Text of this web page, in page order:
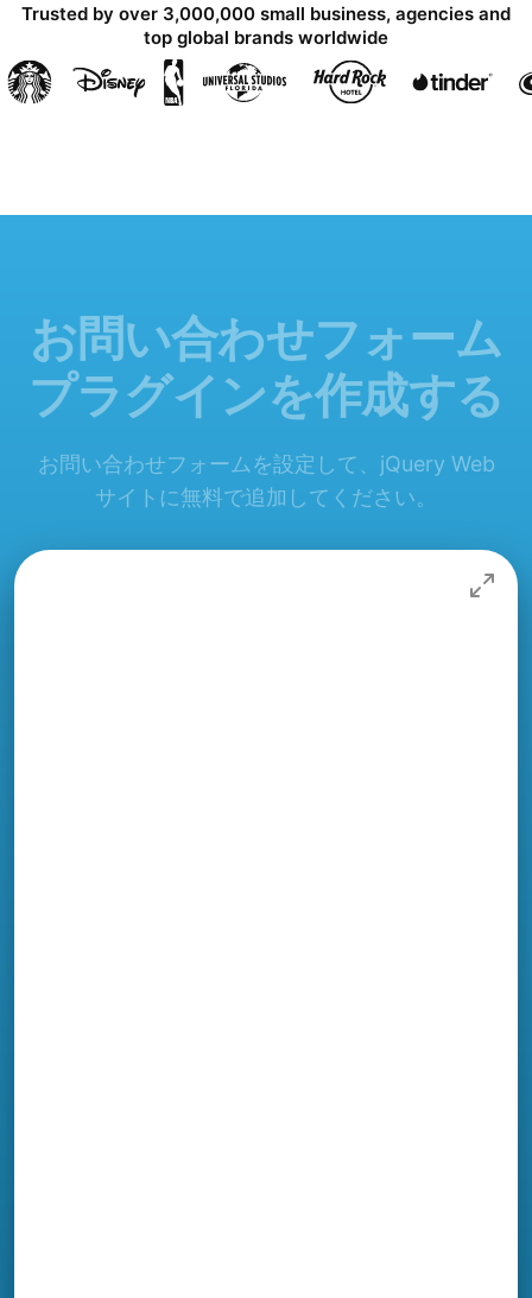
Trusted by over 3,000,000 small business, agencies and
top global brands worldwide
お問い合わせフォーム
プラグインを作成する
お問い合わせフォームを設定して、jQuery Web
サイトに無料で追加してください。